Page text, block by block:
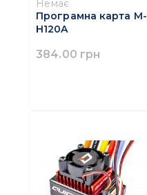
Немає
Програмна карта M-
H120A
384.00 грн